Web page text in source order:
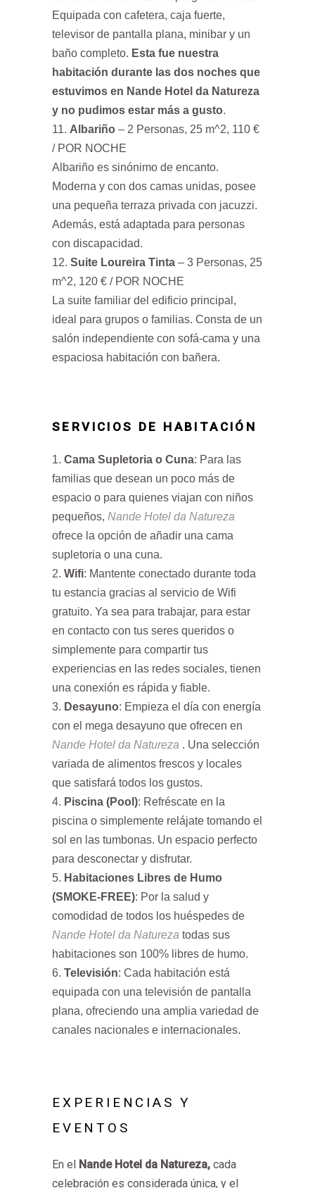
Equipada con cafetera, caja fuerte,
televisor de pantalla plana, minibar y un
baño completo. Esta fue nuestra
habitación durante las dos noches que
estuvimos en Nande Hotel da Natureza
y no pudimos estar más a gusto.
Albariño – 2 Personas, 25 m^2, 110 €
/ POR NOCHE
Albariño es sinónimo de encanto.
Moderna y con dos camas unidas, posee
una pequeña terraza privada con jacuzzi.
Además, está adaptada para personas
con discapacidad.
Suite Loureira Tinta – 3 Personas, 25
m^2, 120 € / POR NOCHE
La suite familiar del edificio principal,
ideal para grupos o familias. Consta de un
salón independiente con sofá-cama y una
espaciosa habitación con bañera.
SERVICIOS DE HABITACIÓN
Cama Supletoria o Cuna: Para las
familias que desean un poco más de
espacio o para quienes viajan con niños
pequeños, Nande Hotel da Natureza
ofrece la opción de añadir una cama
supletoria o una cuna.
Wifi: Mantente conectado durante toda
tu estancia gracias al servicio de Wifi
gratuito. Ya sea para trabajar, para estar
en contacto con tus seres queridos o
simplemente para compartir tus
experiencias en las redes sociales, tienen
una conexión es rápida y fiable.
Desayuno: Empieza el día con energía
con el mega desayuno que ofrecen en
Nande Hotel da Natureza . Una selección
variada de alimentos frescos y locales
que satisfará todos los gustos.
Piscina (Pool): Refréscate en la
piscina o simplemente relájate tomando el
sol en las tumbonas. Un espacio perfecto
para desconectar y disfrutar.
Habitaciones Libres de Humo
(SMOKE-FREE): Por la salud y
comodidad de todos los huéspedes de
Nande Hotel da Natureza todas sus
habitaciones son 100% libres de humo.
Televisión: Cada habitación está
equipada con una televisión de pantalla
plana, ofreciendo una amplia variedad de
canales nacionales e internacionales.
EXPERIENCIAS Y
EVENTOS
En el Nande Hotel da Natureza, cada
celebración es considerada única, y el